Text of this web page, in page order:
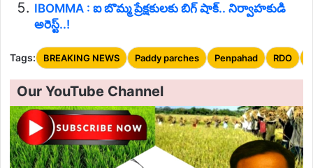
IBOMMA : ఐ బొమ్మ ప్రేక్షకులకు బిగ్ షాక్.. నిర్వాహకుడి
అరెస్ట్..!
Tags: BREAKING NEWS Paddy parches Penpahad RDO
Our YouTube Channel